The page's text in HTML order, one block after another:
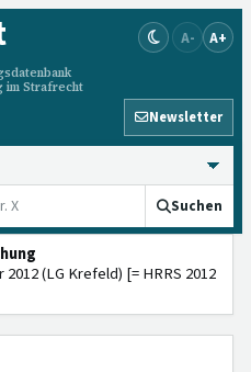
im Strafrecht
A- A+
Newsletter
Suchen
2012 (LG Krefeld) [= HRRS 2012